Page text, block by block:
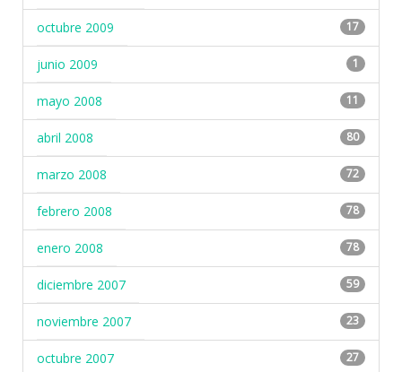
octubre 2009 17
junio 2009 1
mayo 2008 11
abril 2008 80
marzo 2008 72
febrero 2008 78
enero 2008 78
diciembre 2007 59
noviembre 2007 23
octubre 2007 27